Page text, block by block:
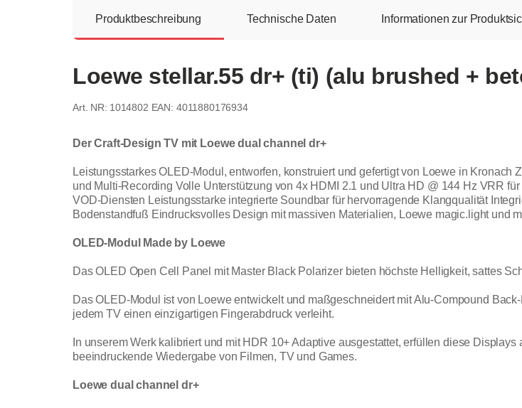
Produktbeschreibung Technische Daten Informationen zur
Loewe stellar.55 dr+ (ti) (alu brushed +
1014802 EAN: 4011880176934
Der Craft-Design TV mit Loewe dual channel dr+
Leistungsstarkes OLED-Modul, entworfen, konstruiert und gefertigt von Loewe in
und Multi-Recording Volle Unterstützung von 4x HDMI 2.1 und Ultra HD @ 144 Hz VRR
VOD-Diensten Leistungsstarke integrierte Soundbar für hervorragende Klangqualität
Bodenstandfuß Eindrucksvolles Design mit massiven Materialien, Loewe magic.light und
OLED-Modul Made by Loewe
Das OLED Open Cell Panel mit Master Black Polarizer bieten höchste Helligkeit, sattes
Das OLED-Modul ist von Loewe entwickelt und maßgeschneidert mit Alu-Compound
jedem TV einen einzigartigen Fingerabdruck verleiht.
In unserem Werk kalibriert und mit HDR 10+ Adaptive ausgestattet, erfüllen diese
beeindruckende Wiedergabe von Filmen, TV und Games.
Loewe dual channel dr+